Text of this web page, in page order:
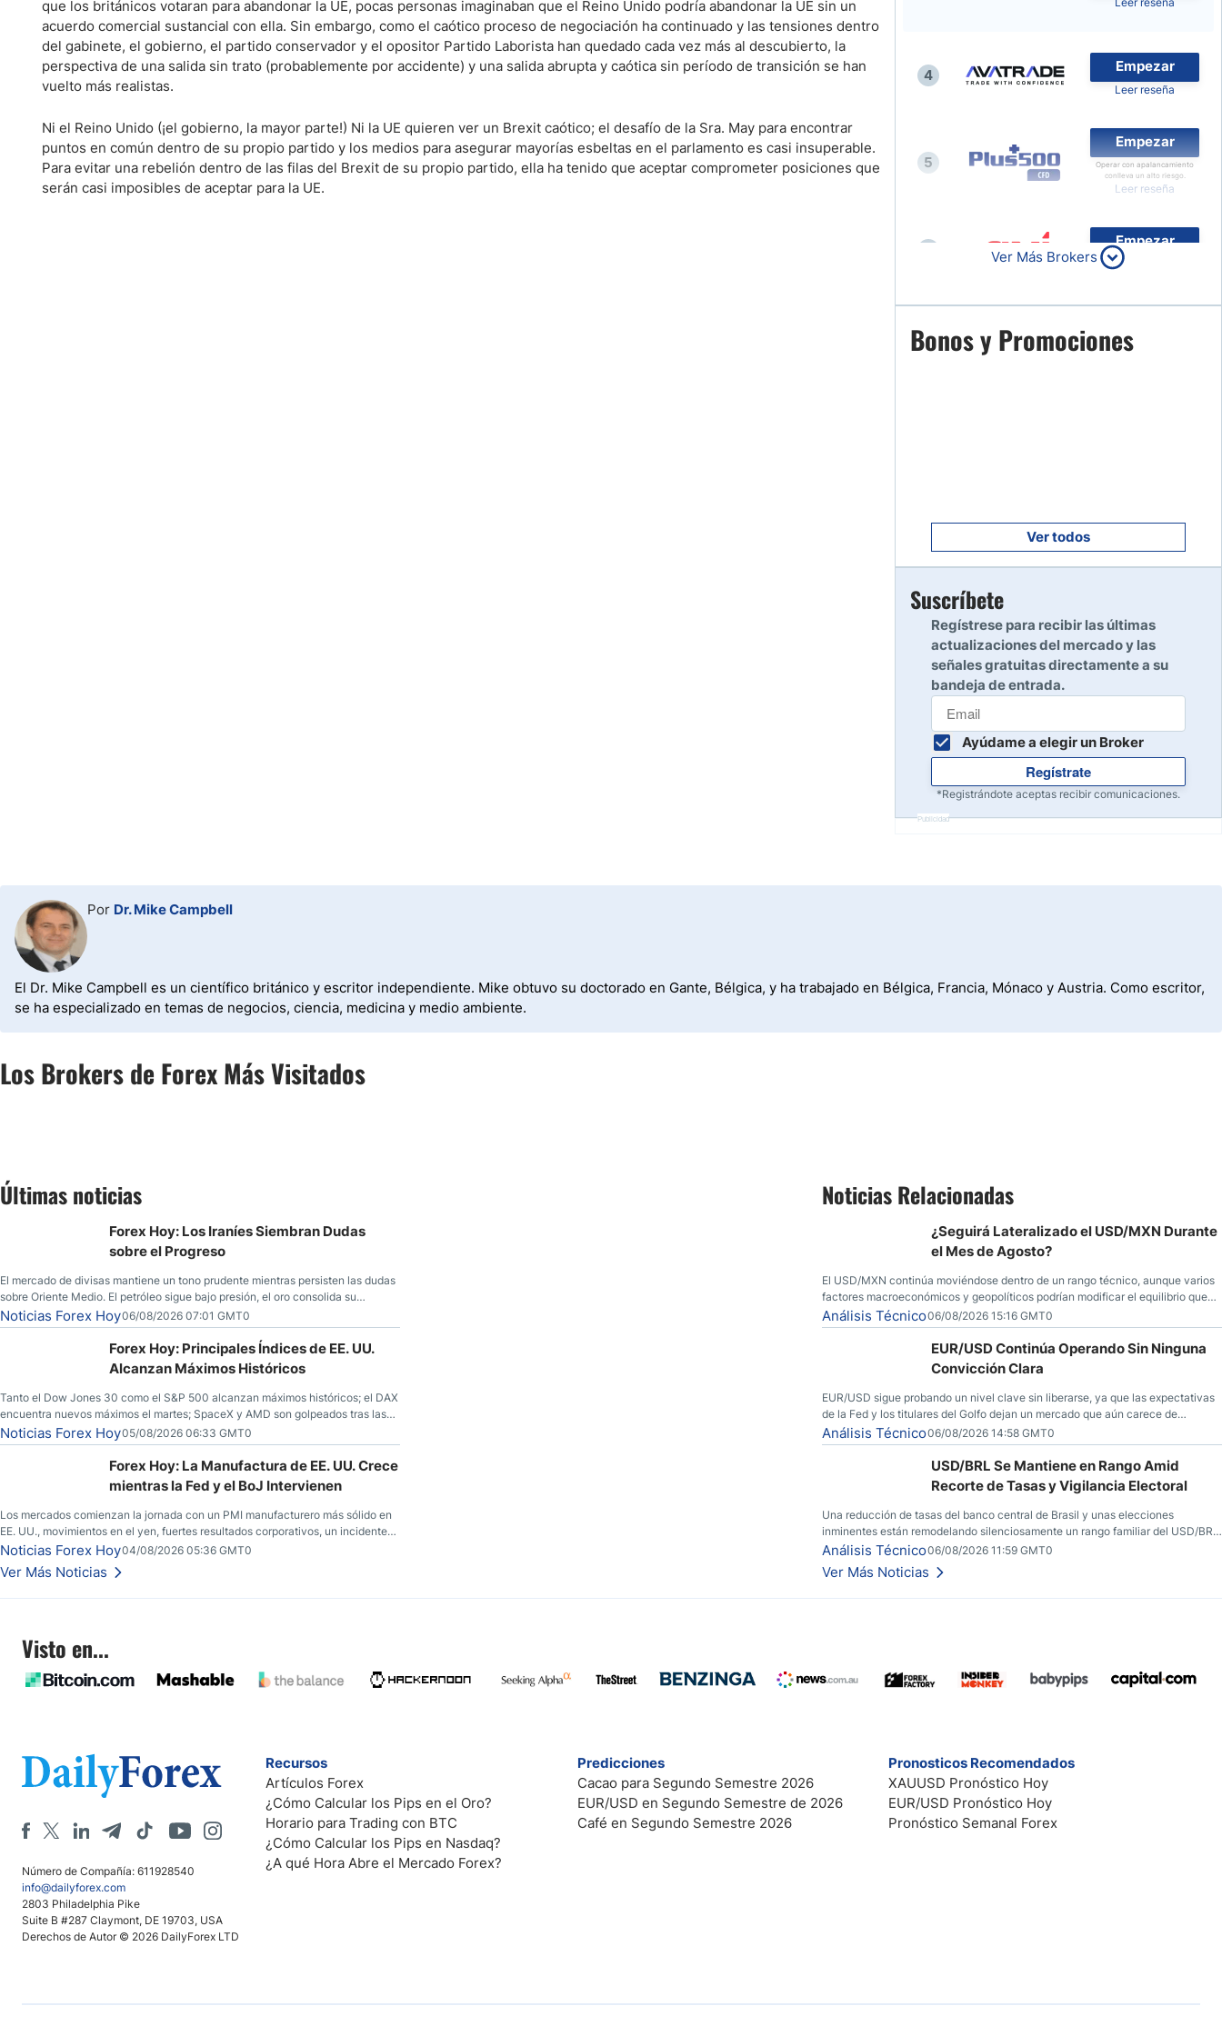
Paraguay
Peru
Panama
Bolivia
Nicaragua
Estados Unidos
Nasdaq 100
S&P 500
IBEX 35
Todos los índices
Nvidia (NVDA)
Mercado Libre (MELI)
Banco Santander (SAN)
Todas las Acciones
que los británicos votaran para abandonar la UE, pocas personas imaginaban que el Reino Unido podría abandonar la UE sin un
acuerdo comercial sustancial con ella. Sin embargo, como el caótico proceso de negociación ha continuado y las tensiones dentro
del gabinete, el gobierno, el partido conservador y el opositor Partido Laborista han quedado cada vez más al descubierto, la
perspectiva de una salida sin trato (probablemente por accidente) y una salida abrupta y caótica sin período de transición se han
vuelto más realistas.
Ni el Reino Unido (¡el gobierno, la mayor parte!) Ni la UE quieren ver un Brexit caótico; el desafío de la Sra. May para encontrar
puntos en común dentro de su propio partido y los medios para asegurar mayorías esbeltas en el parlamento es casi insuperable.
Para evitar una rebelión dentro de las filas del Brexit de su propio partido, ella ha tenido que aceptar comprometer posiciones que
serán casi imposibles de aceptar para la UE.
4
Empezar
Leer reseña
5
Empezar
Operar con apalancamiento
conlleva un alto riesgo.
Leer reseña
Empezar
Leer reseña
7
Leer reseña
Leer reseña
10
Ver Más Brokers
Bonos y Promociones
Ver todos
Suscríbete
Regístrese para recibir las últimas
actualizaciones del mercado y las
señales gratuitas directamente a su
bandeja de entrada.
Ayúdame a elegir un Broker
Regístrate
*Registrándote aceptas recibir comunicaciones.
Publicidad
Por Dr. Mike Campbell
El Dr. Mike Campbell es un científico británico y escritor independiente. Mike obtuvo su doctorado en Gante, Bélgica, y ha trabajado en Bélgica, Francia, Mónaco y Austria. Como escritor,
se ha especializado en temas de negocios, ciencia, medicina y medio ambiente.
Los Brokers de Forex Más Visitados
Últimas noticias
Forex Hoy: Los Iraníes Siembran Dudas
sobre el Progreso
El mercado de divisas mantiene un tono prudente mientras persisten las dudas
sobre Oriente Medio. El petróleo sigue bajo presión, el oro consolida su
fortaleza y los operadores esperan nuevas referencias económicas desde
Estados Unidos.
Noticias Forex Hoy06/08/2026 07:01 GMT0
Forex Hoy: Principales Índices de EE. UU.
Alcanzan Máximos Históricos
Tanto el Dow Jones 30 como el S&P 500 alcanzan máximos históricos; el DAX
encuentra nuevos máximos el martes; SpaceX y AMD son golpeados tras las
llamadas de ganancias; el petróleo crudo cae por debajo de los $80 con
nuevas esperanzas; el dólar estadounidense continúa intentando estabilizarse
frente al yen; el peso mexicano ve un repunte a medida que las tasas caen en
Noticias Forex Hoy05/08/2026 06:33 GMT0
Forex Hoy: La Manufactura de EE. UU. Crece
mientras la Fed y el BoJ Intervienen
Los mercados comienzan la jornada con un PMI manufacturero más sólido en
EE. UU., movimientos en el yen, fuertes resultados corporativos, un incidente
de seguridad en Bitcoin y nuevas señales desde el mercado del petróleo.
Noticias Forex Hoy04/08/2026 05:36 GMT0
Ver Más Noticias
Noticias Relacionadas
¿Seguirá Lateralizado el USD/MXN Durante
el Mes de Agosto?
El USD/MXN continúa moviéndose dentro de un rango técnico, aunque varios
factores macroeconómicos y geopolíticos podrían modificar el equilibrio que
ha dominado al mercado en las últimas semanas.
Análisis Técnico06/08/2026 15:16 GMT0
EUR/USD Continúa Operando Sin Ninguna
Convicción Clara
EUR/USD sigue probando un nivel clave sin liberarse, ya que las expectativas
de la Fed y los titulares del Golfo dejan un mercado que aún carece de
convicción real.
Análisis Técnico06/08/2026 14:58 GMT0
USD/BRL Se Mantiene en Rango Amid
Recorte de Tasas y Vigilancia Electoral
Una reducción de tasas del banco central de Brasil y unas elecciones
inminentes están remodelando silenciosamente un rango familiar del USD/BRL.
Una reducción de tasas por parte del banco central de Brasil y unas elecciones
inminentes están remodelando silenciosamente un rango familiar del USD/BRL.
Esto es lo que los traders están observando a continuación.
Análisis Técnico06/08/2026 11:59 GMT0
Ver Más Noticias
Visto en...
Número de Compañía: 611928540
info@dailyforex.com
2803 Philadelphia Pike
Suite B #287 Claymont, DE 19703, USA
Derechos de Autor © 2026 DailyForex LTD
Recursos
Artículos Forex
¿Cómo Calcular los Pips en el Oro?
Horario para Trading con BTC
¿Cómo Calcular los Pips en Nasdaq?
¿A qué Hora Abre el Mercado Forex?
Predicciones
Cacao para Segundo Semestre 2026
EUR/USD en Segundo Semestre de 2026
Café en Segundo Semestre 2026
Pronosticos Recomendados
XAUUSD Pronóstico Hoy
EUR/USD Pronóstico Hoy
Pronóstico Semanal Forex